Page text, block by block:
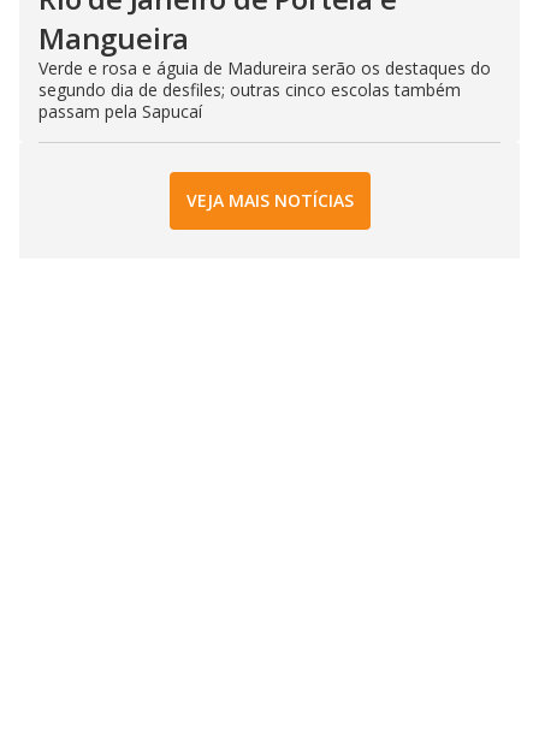
Mangueira
Verde e rosa e águia de Madureira serão os destaques do
segundo dia de desfiles; outras cinco escolas também
passam pela Sapucaí
VEJA MAIS NOTÍCIAS